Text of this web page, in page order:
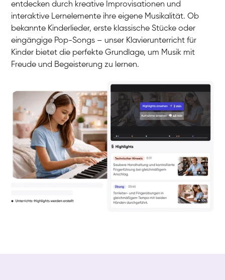
Yuna
Klavier / Piano / Flügel
Camilla
Klavier / Piano / Flügel
Katarzyna
entdecken durch kreative Improvisationen und
interaktive Lernelemente ihre eigene Musikalität. Ob
bekannte Kinderlieder, erste klassische Stücke oder
eingängige Pop-Songs – unser Klavierunterricht für
Kinder bietet die perfekte Grundlage, um Musik mit
Freude und Begeisterung zu lernen.